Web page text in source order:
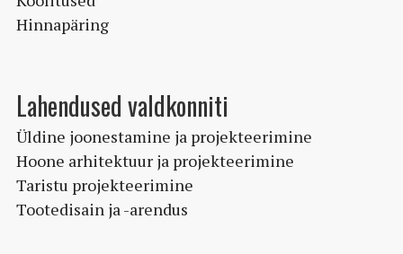
Hinnapäring
Lahendused valdkonniti
Üldine joonestamine ja projekteerimine
Hoone arhitektuur ja projekteerimine
Taristu projekteerimine
Tootedisain ja -arendus